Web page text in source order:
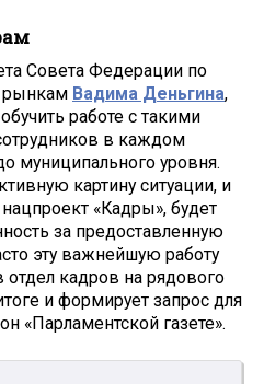
Совета Федерации по
Вадима Деньгина,
работе с такими
в каждом
муниципального уровня.
картину ситуации, и
«Кадры», будет
за предоставленную
эту важнейшую работу
отдел кадров на рядового
и формирует запрос для
«Парламентской газете».